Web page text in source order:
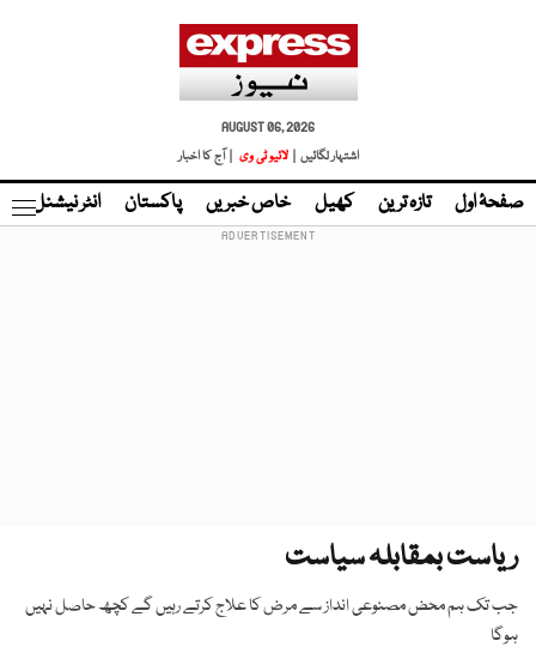
AUGUST 06, 2026
اشتہار لگائیں |
لائیو ٹی وی | آج کا اخبار
صفحۂ اول تازہ ترین کھیل خاص خبریں پاکستان انٹر نیشنل
ریاست بمقابلہ سیاست
جب تک ہم محض مصنوعی انداز سے مرض کا علاج کرتے رہیں گے کچھ حاصل نہیں
ہوگا